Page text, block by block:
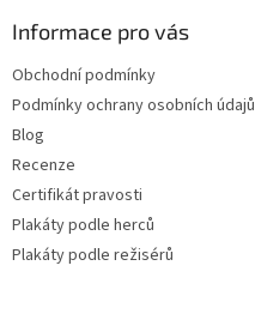
Informace pro vás
Obchodní podmínky
Podmínky ochrany osobních údajů
Blog
Recenze
Certifikát pravosti
Plakáty podle herců
Plakáty podle režisérů